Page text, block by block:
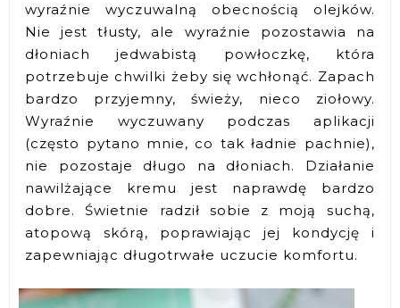
wyraźnie wyczuwalną obecnością olejków.
Nie jest tłusty, ale wyraźnie pozostawia na
dłoniach jedwabistą powłoczkę, która
potrzebuje chwilki żeby się wchłonąć. Zapach
bardzo przyjemny, świeży, nieco ziołowy.
Wyraźnie wyczuwany podczas aplikacji
(często pytano mnie, co tak ładnie pachnie),
nie pozostaje długo na dłoniach. Działanie
nawilżające kremu jest naprawdę bardzo
dobre. Świetnie radził sobie z moją suchą,
atopową skórą, poprawiając jej kondycję i
zapewniając długotrwałe uczucie komfortu.